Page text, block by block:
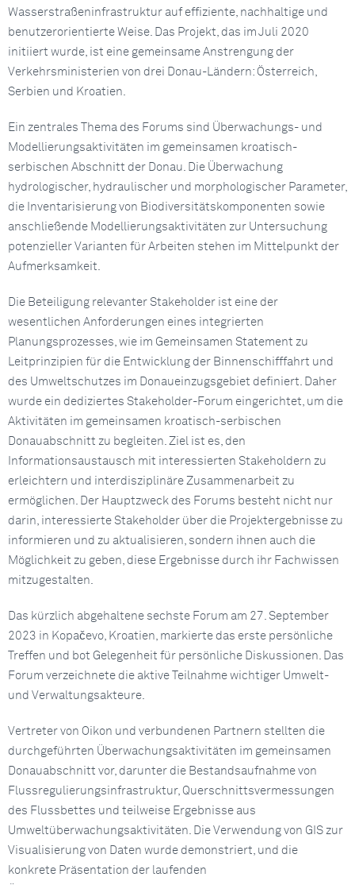
Wasserstraßeninfrastruktur auf effiziente, nachhaltige und
benutzerorientierte Weise. Das Projekt, das im Juli 2020
initiiert wurde, ist eine gemeinsame Anstrengung der
Verkehrsministerien von drei Donau-Ländern: Österreich,
Serbien und Kroatien.
Ein zentrales Thema des Forums sind Überwachungs- und
Modellierungsaktivitäten im gemeinsamen kroatisch-
serbischen Abschnitt der Donau. Die Überwachung
hydrologischer, hydraulischer und morphologischer Parameter,
die Inventarisierung von Biodiversitätskomponenten sowie
anschließende Modellierungsaktivitäten zur Untersuchung
potenzieller Varianten für Arbeiten stehen im Mittelpunkt der
Aufmerksamkeit.
Die Beteiligung relevanter Stakeholder ist eine der
wesentlichen Anforderungen eines integrierten
Planungsprozesses, wie im Gemeinsamen Statement zu
Leitprinzipien für die Entwicklung der Binnenschifffahrt und
des Umweltschutzes im Donaueinzugsgebiet definiert. Daher
wurde ein dediziertes Stakeholder-Forum eingerichtet, um die
Aktivitäten im gemeinsamen kroatisch-serbischen
Donauabschnitt zu begleiten. Ziel ist es, den
Informationsaustausch mit interessierten Stakeholdern zu
erleichtern und interdisziplinäre Zusammenarbeit zu
ermöglichen. Der Hauptzweck des Forums besteht nicht nur
darin, interessierte Stakeholder über die Projektergebnisse zu
informieren und zu aktualisieren, sondern ihnen auch die
Möglichkeit zu geben, diese Ergebnisse durch ihr Fachwissen
mitzugestalten.
Das kürzlich abgehaltene sechste Forum am 27. September
2023 in Kopačevo, Kroatien, markierte das erste persönliche
Treffen und bot Gelegenheit für persönliche Diskussionen. Das
Forum verzeichnete die aktive Teilnahme wichtiger Umwelt-
und Verwaltungsakteure.
Vertreter von Oikon und verbundenen Partnern stellten die
durchgeführten Überwachungsaktivitäten im gemeinsamen
Donauabschnitt vor, darunter die Bestandsaufnahme von
Flussregulierungsinfrastruktur, Querschnittsvermessungen
des Flussbettes und teilweise Ergebnisse aus
Umweltüberwachungsaktivitäten. Die Verwendung von GIS zur
Visualisierung von Daten wurde demonstriert, und die
konkrete Präsentation der laufenden